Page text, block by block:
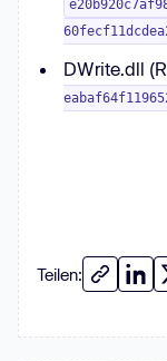
DWrite.dll
Teilen: